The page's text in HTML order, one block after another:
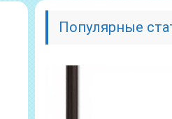
Популярные